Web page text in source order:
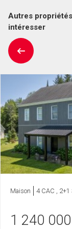
Autres
intéresser
Maison 4 CAC , 2+1
1 240 000